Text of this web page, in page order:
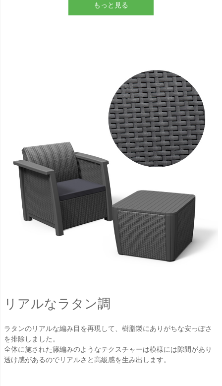
もっと見る
リアルなラタン調
ラタンのリアルな編み目を再現して、樹脂製にありがちな安っぽさ
を排除しました。
全体に施された籐編みのようなテクスチャーは模様には隙間があり
透け感があるのでリアルさと高級感を生み出します。